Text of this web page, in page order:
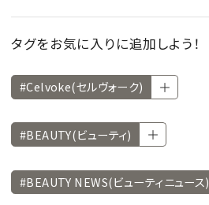
タグをお気に入りに追加しよう！
#Celvoke(セルヴォーク)
#BEAUTY(ビューティ)
#BEAUTY NEWS(ビューティニュース)